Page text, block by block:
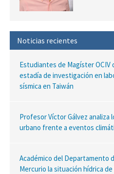
Noticias recientes
Estudiantes de Magíster OCIV
estadía de investigación en
sísmica en Taiwán
Profesor Víctor Gálvez analiza
urbano frente a eventos
Académico del Departamento
Mercurio la situación hídrica